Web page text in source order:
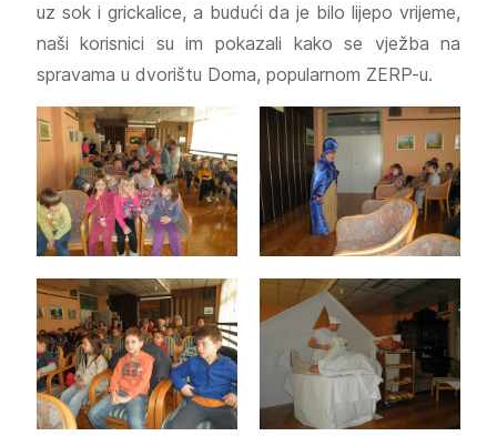
uz sok i grickalice, a budući da je bilo lijepo vrijeme,
naši korisnici su im pokazali kako se vježba na
spravama u dvorištu Doma, popularnom ZERP-u.